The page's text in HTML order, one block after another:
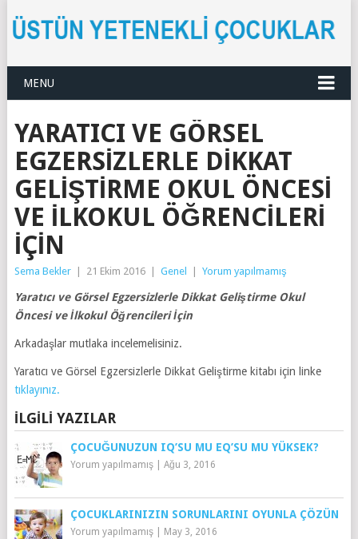
MENU
YARATICI VE GÖRSEL
EGZERSIZLERLE DIKKAT
GELIŞTIRME OKUL ÖNCESI
VE İLKOKUL ÖĞRENCILERI
İÇIN
Sema Bekler 21 Ekim 2016 Genel Yorum yapılmamış
Yaratıcı ve Görsel Egzersizlerle Dikkat Geliştirme Okul
Öncesi ve İlkokul Öğrencileri İçin
Arkadaşlar mutlaka incelemelisiniz.
Yaratıcı ve Görsel Egzersizlerle Dikkat Geliştirme kitabı için linke
tıklayınız.
İLGILI YAZILAR
ÇOCUĞUNUZUN IQ’SU MU EQ’SU MU YÜKSEK?
Yorum yapılmamış| Ağu 3, 2016
ÇOCUKLARINIZIN SORUNLARINI OYUNLA ÇÖZÜN
Yorum yapılmamış| May 3, 2016